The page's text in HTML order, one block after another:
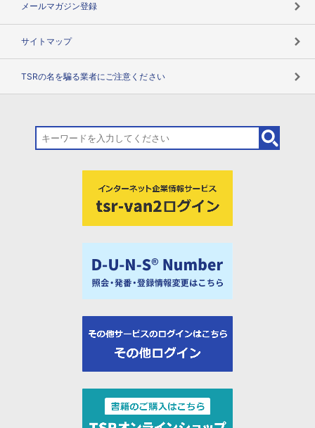
メールマガジン登録
サイトマップ
TSRの名を騙る業者にご注意ください